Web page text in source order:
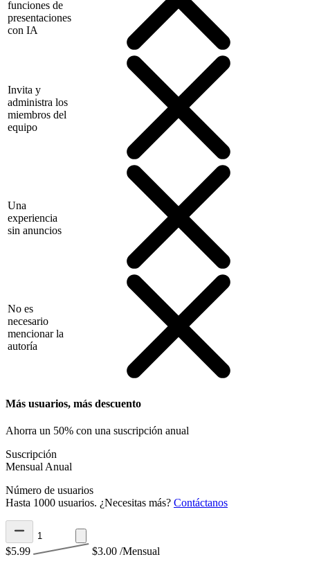
funciones de
presentaciones
con IA
Invita y
administra los
miembros del
equipo
Una
experiencia
sin anuncios
No es
necesario
mencionar la
autoría
Más usuarios, más descuento
Ahorra un 50% con una suscripción anual
Suscripción
Mensual Anual
Número de usuarios
Hasta 1000 usuarios. ¿Necesitas más? Contáctanos
$5.99 $3.00 /Mensual